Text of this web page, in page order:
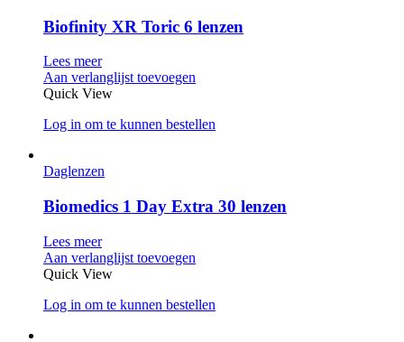
Biofinity XR Toric 6 lenzen
Lees meer
Aan verlanglijst toevoegen
Quick View
Log in om te kunnen bestellen
Daglenzen
Biomedics 1 Day Extra 30 lenzen
Lees meer
Aan verlanglijst toevoegen
Quick View
Log in om te kunnen bestellen